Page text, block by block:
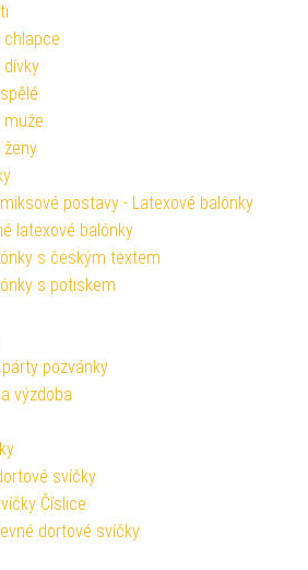
chlapce
muže
ženy
postavy - Latexové balónky
latexové balónky
s českým textem
s potiskem
pozvánky
výzdoba
svíčky
Číslice
dortové svíčky